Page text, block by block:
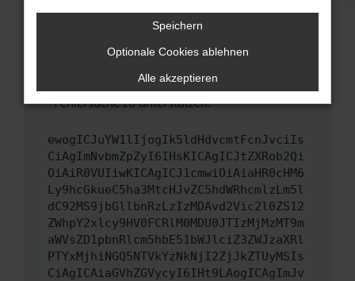
Wende dich an den Webseitenbetreiber.
Wenn du alle oben genannten Schritte versucht
hast, kontaktiere uns bitte. Wir werden
uns diesen Text schicken, um uns bei der
Fehlersuche zu unterstützen:
ewogICJuYW1lIjogIk5ldHdvcmtFcnJvciIs
CiAgImNvbmZpZyI6IHsKICAgICJtZXRob2Qi
OiAiR0VUIiwKICAgICJ1cmwiOiAiaHR0cHM6
Ly9hcGkueC5ha3MtcHJvZC5hdWRhcmlzLm5l
dC92MS9jbGllbnRzLzIzMDAvd2Vic2l0ZS12
ZWhpY2xlcy9HV0FCRlM0MDU0JTIzMjMzMT9m
aWVsZD1pbnRlcm5hbE51bWJlciZ3ZWJzaXRl
PTYxMjhiNGQ5NTVkYzNkNjI2ZjJkZTUyMSIs
CiAgICAiaGVhZGVycyI6IHt9LAogICAgImJv
Speichern
Optionale Cookies ablehnen
Alle akzeptieren